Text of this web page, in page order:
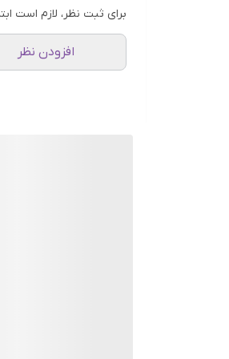
برای ثبت نظر، لازم است
افزودن نظر